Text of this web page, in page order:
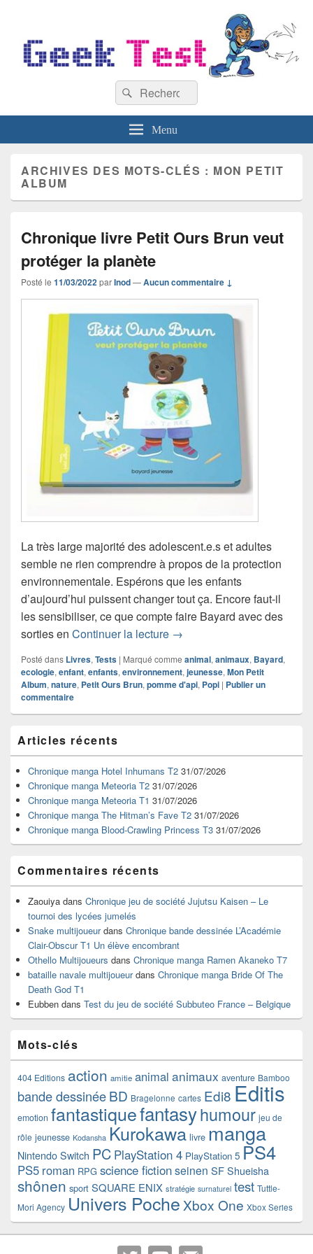
Recherche :
Rechercher
Menu
ARCHIVES DES MOTS-CLÉS : MON PETIT
ALBUM
Chronique livre Petit Ours Brun veut
protéger la planète
Posté le 11/03/2022parInod—Aucun commentaire ↓
La très large majorité des adolescent.e.s et adultes
semble ne rien comprendre à propos de la protection
environnementale. Espérons que les enfants
d’aujourd’hui puissent changer tout ça. Encore faut-il
les sensibiliser, ce que compte faire Bayard avec des
sorties en Continuer la lecture Chronique livre Petit Ours
→
Posté dans Livres, Tests | Marqué comme animal, animaux, Bayard,
ecologie, enfant, enfants, environnement, jeunesse, Mon Petit
Album, nature, Petit Ours Brun, pomme d'api, Popi | Publier un
commentaire
principale
de
widget
pour
barre
latérale
Articles récents
Chronique manga Hotel Inhumans T2 31/07/2026
Chronique manga Meteoria T2 31/07/2026
Chronique manga Meteoria T1 31/07/2026
Chronique manga The Hitman’s Fave T2 31/07/2026
Chronique manga Blood-Crawling Princess T3 31/07/2026
Commentaires récents
Zaouiya dans Chronique jeu de société Jujutsu Kaisen – Le
tournoi des lycées jumelés
Snake multijoueurdans Chronique bande dessinée L’Académie
Clair-Obscur T1 Un élève encombrant
Othello Multijoueurs dans Chronique manga Ramen Akaneko T7
bataille navale multijoueurdans Chronique manga Bride Of The
Death God T1
Eubben dans Test du jeu de société Subbuteo France – Belgique
Mots-clés
404 Editions action amitie animal animaux aventure Bamboo
bande dessinéeBD Bragelonne cartes Edi8 Editis
emotion fantastiquefantasyhumour jeu de
rôle jeunesse Kodansha Kurokawa livre manga
Nintendo Switch PC PlayStation 4 PlayStation 5 PS4
PS5 roman RPG science fictionseinen SF Shueisha
shônen sport SQUARE ENIX stratégie surnaturel test Tuttle-
Mori Agency Univers Poche Xbox One Xbox Series